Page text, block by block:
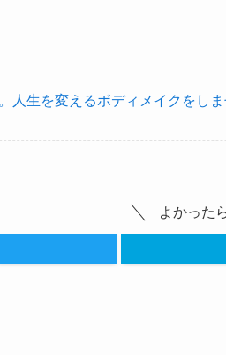
人生を変えるボディメイクをしま
よかった